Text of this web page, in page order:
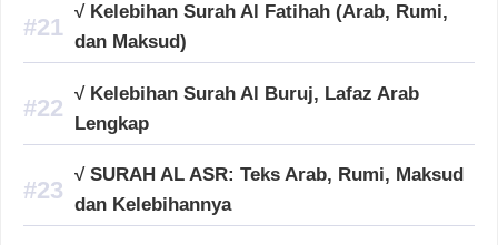
√ Kelebihan Surah Al Fatihah (Arab, Rumi,
dan Maksud)
√ Kelebihan Surah Al Buruj, Lafaz Arab
Lengkap
√ SURAH AL ASR: Teks Arab, Rumi, Maksud
dan Kelebihannya